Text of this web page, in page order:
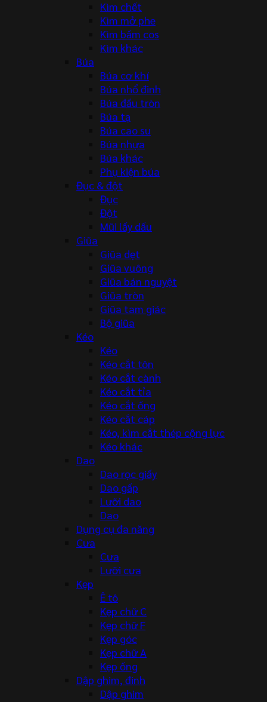
Kìm chết
Kìm mở phe
Kìm bấm cos
Kìm khác
Búa
Búa cơ khí
Búa nhổ đinh
Búa đầu tròn
Búa tạ
Búa cao su
Búa nhựa
Búa khác
Phụ kiện búa
Đục & đột
Đục
Đột
Mũi lấy dấu
Giũa
Giũa dẹt
Giũa vuông
Giũa bán nguyệt
Giũa tròn
Giũa tam giác
Bộ giũa
Kéo
Kéo
Kéo cắt tôn
Kéo cắt cành
Kéo cắt tỉa
Kéo cắt ống
Kéo cắt cáp
Kéo, kìm cắt thép cộng lực
Kéo khác
Dao
Dao rọc giấy
Dao gấp
Lưỡi dao
Dao
Dụng cụ đa năng
Cưa
Cưa
Lưỡi cưa
Kẹp
Ê tô
Kẹp chữ C
Kẹp chữ F
Kẹp góc
Kẹp chữ A
Kẹp ống
Dập ghim, đinh
Dập ghim